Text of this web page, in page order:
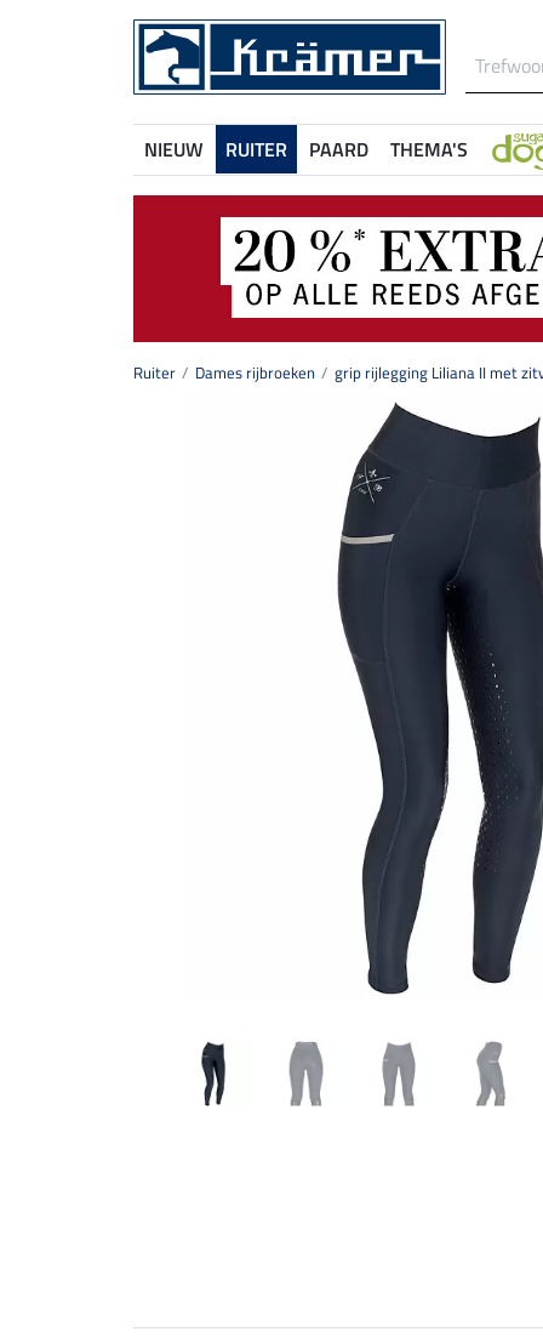
NIEUW RUITER PAARD THEMA'S
Ruiter Dames rijbroeken grip rijlegging Liliana II met